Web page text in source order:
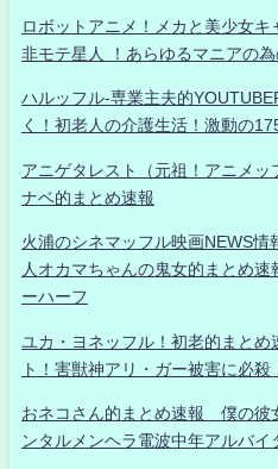
ロボットアニメ！メカと美少女キ
非モテ星人 ！あらゆるマニアの
ハルッフル-専業主夫的
く！初老人の介護生活！激動の
アニゲタレスト（元祖！アニメ
ナベ的まとめ速報
火浦のシネマッフル映画NEWS
人オカマちゃんの鬼女的まとめ
ーハーフ
ユカ・ヨネッフル！初老的まと
ト！害獣神アリ・ガー被害に必
おネコさん的まとめ速報 僕の彼
ンタルメンヘラ電波中年アルバ